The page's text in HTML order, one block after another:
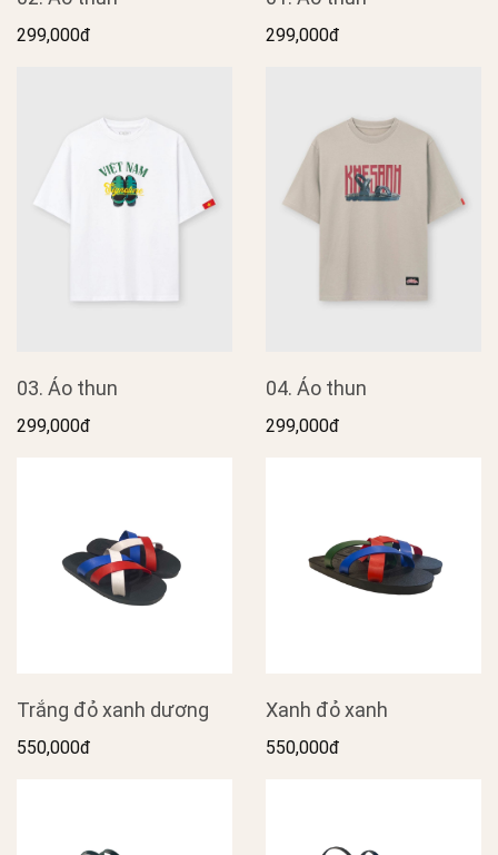
299,000đ 299,000đ
03. Áo thun
299,000đ
04. Áo thun
299,000đ
Trắng đỏ xanh dương
550,000đ
Xanh đỏ xanh
550,000đ